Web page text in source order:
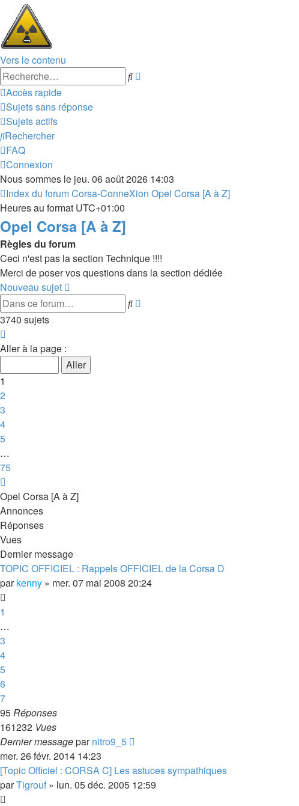
Vers le contenu
Rechercher
Accès rapide
Sujets sans réponse
Sujets actifs
Rechercher
FAQ
Connexion
Nous sommes le jeu. 06 août 2026 14:03
Index du forumCorsa-ConneXion Opel Corsa [A à Z]
Heures au format UTC+01:00
Opel Corsa [A à Z]
Règles du forum
Ceci n'est pas la section Technique !!!!
Merci de poser vos questions dans la section dédiée
Nouveau sujet
Rechercher
3740 sujets
1
75
Aller à la page :
1
2
3
4
5
…
75
Opel Corsa [A à Z]
Annonces
Réponses
Vues
Dernier message
TOPIC OFFICIEL : Rappels OFFICIEL de la Corsa D
parkenny » mer. 07 mai 2008 20:24
1
…
3
4
5
6
7
95Réponses
161232 Vues
Dernier messageparnitro9_5
mer. 26 févr. 2014 14:23
[Topic Officiel : CORSA C] Les astuces sympathiques
parTigrouf » lun. 05 déc. 2005 12:59